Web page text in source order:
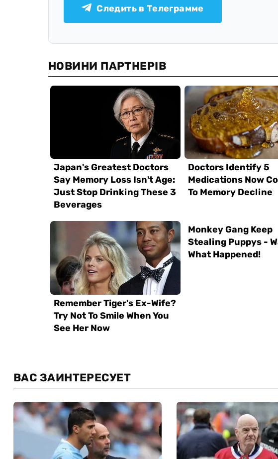
Следить в Телеграмме
ВАС ЗАИНТЕРЕСУЕТ